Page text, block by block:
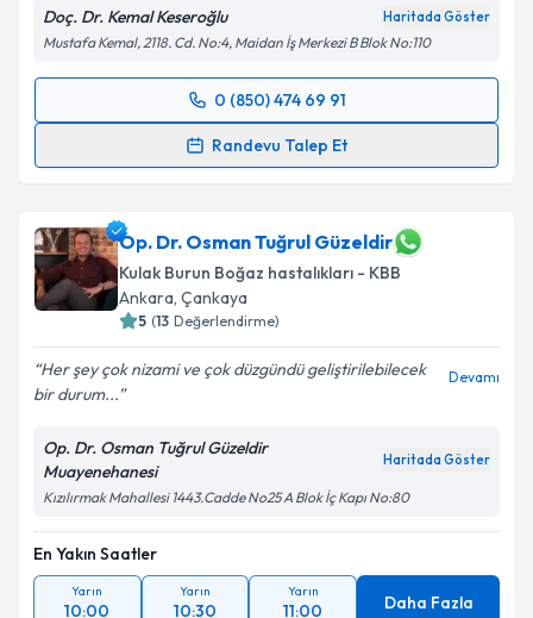
Doç. Dr. Kemal Keseroğlu Haritada Göster
Mustafa Kemal, 2118. Cd. No:4, Maidan İş Merkezi B Blok No:110
0 (850) 474 69 91
Randevu Talep Et
Randevu Takvimi Talebi
takvim hazırlandığında e-posta ile bilgilendireceğiz.
E-posta Adresiniz
Kişisel verilerimin işlenmesine ilişkin
kapsamda işlenmesini kabul ediyorum.
Takvim Talebini Gönder
Op. Dr. Osman Tuğrul Güzeldir
Kulak Burun Boğaz hastalıkları - KBB
Ankara, Çankaya
5 (13 Değerlendirme)
Her şey çok nizami ve çok düzgündü geliştirilebilecek
bir durum...
Devamı
Op. Dr. Osman Tuğrul Güzeldir
Muayenehanesi
Haritada Göster
Kızılırmak Mahallesi 1443.Cadde No25 A Blok İç Kapı No:80
En Yakın Saatler
Yarın
10:00
Yarın
10:30
Yarın
11:00 Daha Fazla